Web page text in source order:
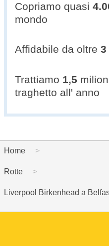
Copriamo quasi
mondo
Affidabile da oltre 3
Trattiamo 1,5
traghetto all' anno
Home
Rotte
Liverpool Birkenhead a